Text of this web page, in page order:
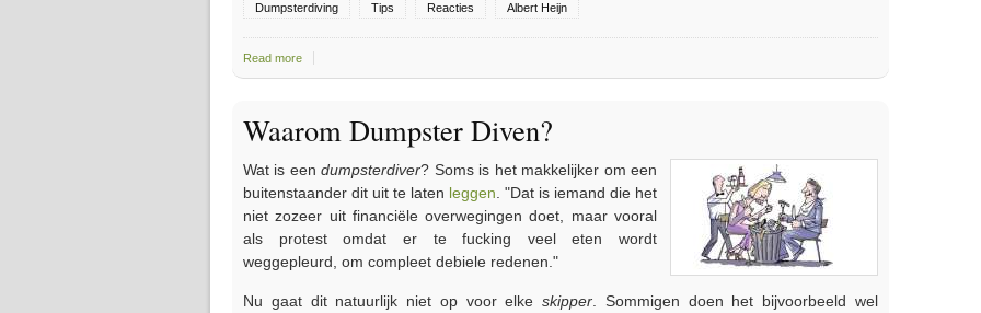
Dumpsterdiving Tips Reacties Albert Heijn
Read more
Waarom Dumpster Diven?
Wat is eendumpsterdiver? Soms is het makkelijker om een
buitenstaander dit uit te laten leggen. "Dat is iemand die het
niet zozeer uit financiële overwegingen doet, maar vooral
als protest omdat er te fucking veel eten wordt
weggepleurd, om compleet debiele redenen."
Nu gaat dit natuurlijk niet op voor elkeskipper . Sommigen doen het bijvoorbeeld wel